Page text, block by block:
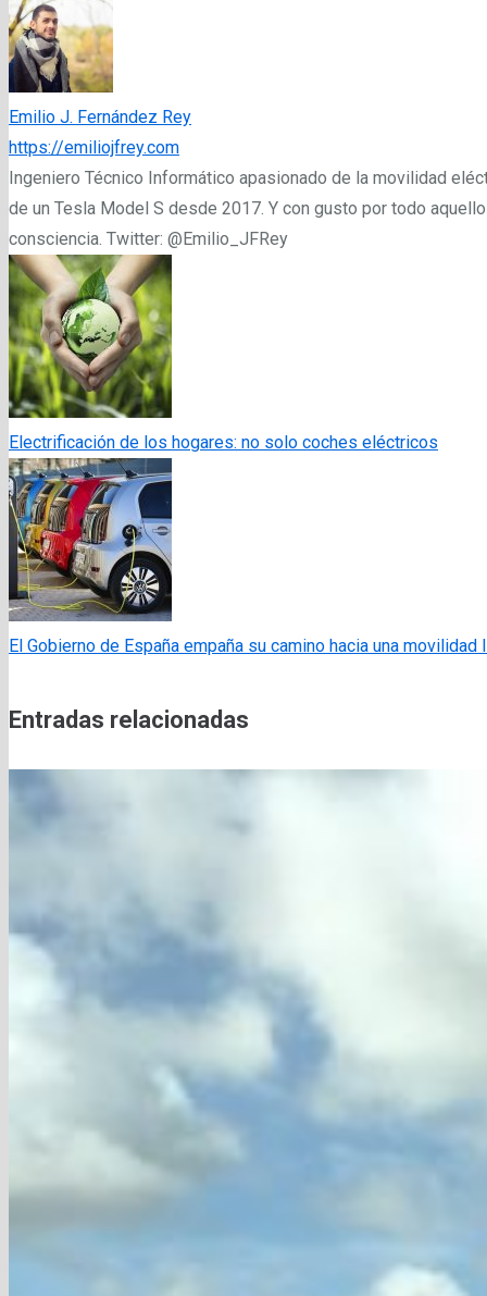
Emilio J. Fernández Rey
https://emiliojfrey.com
Ingeniero Técnico Informático apasionado de la movilidad
de un Tesla Model S desde 2017. Y con gusto por todo
consciencia. Twitter: @Emilio_JFRey
Electrificación de los hogares: no solo coches eléctricos
El Gobierno de España empaña su camino hacia una
Entradas relacionadas